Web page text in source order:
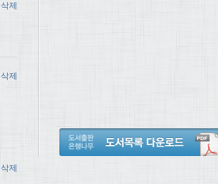
삭제
삭제
삭제